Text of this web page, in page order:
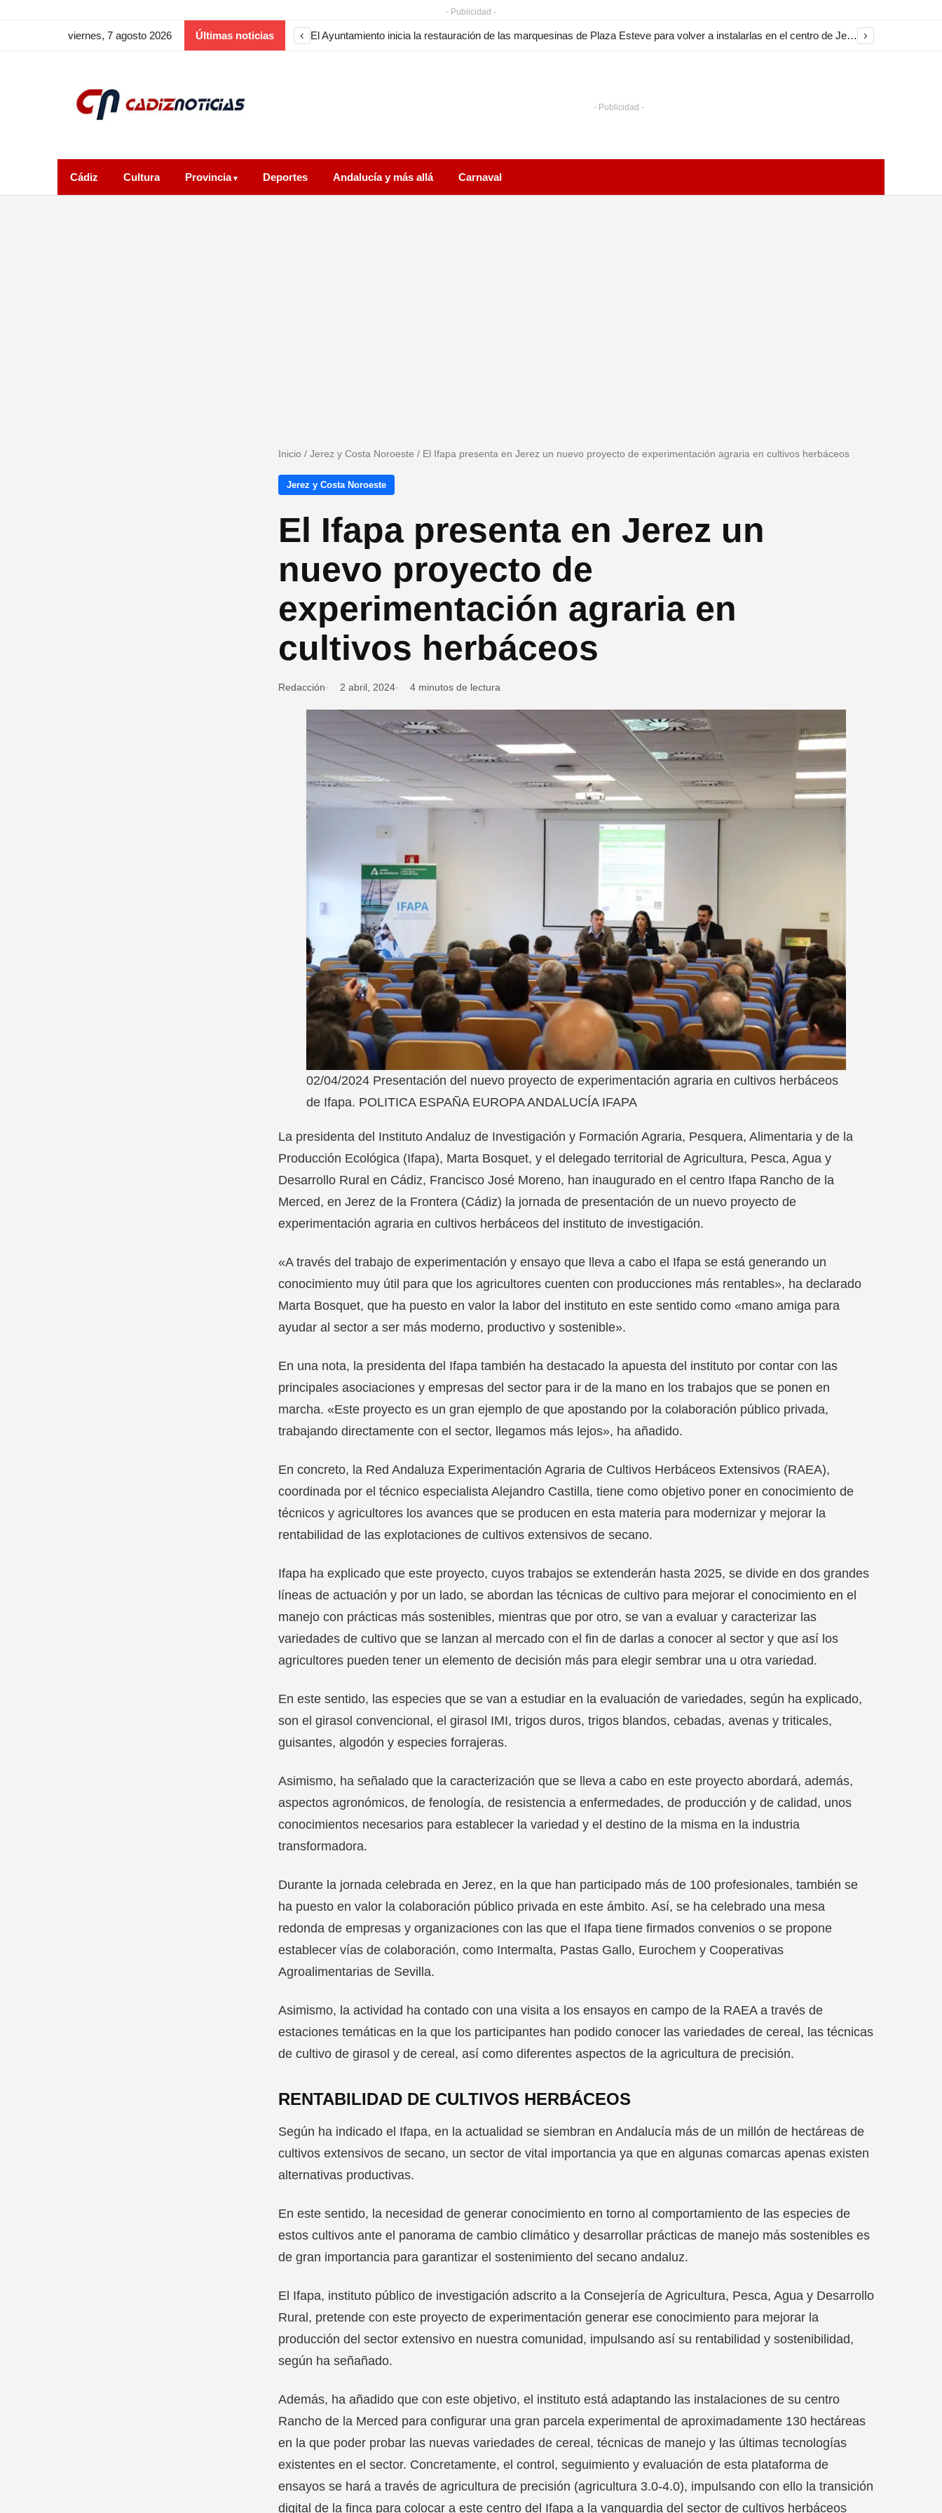
- Publicidad -
viernes, 7 agosto 2026 Últimas noticias ‹ El Ayuntamiento inicia la restauración de las marquesinas de Plaza Esteve para volver a instalarlas en el centro de Jerez ›
- Publicidad -
Cádiz Cultura Provincia Deportes Andalucía y más allá Carnaval
Inicio / Jerez y Costa Noroeste / El Ifapa presenta en Jerez un nuevo proyecto de experimentación agraria en cultivos herbáceos
Jerez y Costa Noroeste
El Ifapa presenta en Jerez un
nuevo proyecto de
experimentación agraria en
cultivos herbáceos
Redacción 2 abril, 2024 4 minutos de lectura
02/04/2024 Presentación del nuevo proyecto de experimentación agraria en cultivos herbáceos
de Ifapa. POLITICA ESPAÑA EUROPA ANDALUCÍA IFAPA
La presidenta del Instituto Andaluz de Investigación y Formación Agraria, Pesquera, Alimentaria y de la
Producción Ecológica (Ifapa), Marta Bosquet, y el delegado territorial de Agricultura, Pesca, Agua y
Desarrollo Rural en Cádiz, Francisco José Moreno, han inaugurado en el centro Ifapa Rancho de la
Merced, en Jerez de la Frontera (Cádiz) la jornada de presentación de un nuevo proyecto de
experimentación agraria en cultivos herbáceos del instituto de investigación.
«A través del trabajo de experimentación y ensayo que lleva a cabo el Ifapa se está generando un
conocimiento muy útil para que los agricultores cuenten con producciones más rentables», ha declarado
Marta Bosquet, que ha puesto en valor la labor del instituto en este sentido como «mano amiga para
ayudar al sector a ser más moderno, productivo y sostenible».
En una nota, la presidenta del Ifapa también ha destacado la apuesta del instituto por contar con las
principales asociaciones y empresas del sector para ir de la mano en los trabajos que se ponen en
marcha. «Este proyecto es un gran ejemplo de que apostando por la colaboración público privada,
trabajando directamente con el sector, llegamos más lejos», ha añadido.
En concreto, la Red Andaluza Experimentación Agraria de Cultivos Herbáceos Extensivos (RAEA),
coordinada por el técnico especialista Alejandro Castilla, tiene como objetivo poner en conocimiento de
técnicos y agricultores los avances que se producen en esta materia para modernizar y mejorar la
rentabilidad de las explotaciones de cultivos extensivos de secano.
Ifapa ha explicado que este proyecto, cuyos trabajos se extenderán hasta 2025, se divide en dos grandes
líneas de actuación y por un lado, se abordan las técnicas de cultivo para mejorar el conocimiento en el
manejo con prácticas más sostenibles, mientras que por otro, se van a evaluar y caracterizar las
variedades de cultivo que se lanzan al mercado con el fin de darlas a conocer al sector y que así los
agricultores pueden tener un elemento de decisión más para elegir sembrar una u otra variedad.
En este sentido, las especies que se van a estudiar en la evaluación de variedades, según ha explicado,
son el girasol convencional, el girasol IMI, trigos duros, trigos blandos, cebadas, avenas y triticales,
guisantes, algodón y especies forrajeras.
Asimismo, ha señalado que la caracterización que se lleva a cabo en este proyecto abordará, además,
aspectos agronómicos, de fenología, de resistencia a enfermedades, de producción y de calidad, unos
conocimientos necesarios para establecer la variedad y el destino de la misma en la industria
transformadora.
Durante la jornada celebrada en Jerez, en la que han participado más de 100 profesionales, también se
ha puesto en valor la colaboración público privada en este ámbito. Así, se ha celebrado una mesa
redonda de empresas y organizaciones con las que el Ifapa tiene firmados convenios o se propone
establecer vías de colaboración, como Intermalta, Pastas Gallo, Eurochem y Cooperativas
Agroalimentarias de Sevilla.
Asimismo, la actividad ha contado con una visita a los ensayos en campo de la RAEA a través de
estaciones temáticas en la que los participantes han podido conocer las variedades de cereal, las técnicas
de cultivo de girasol y de cereal, así como diferentes aspectos de la agricultura de precisión.
RENTABILIDAD DE CULTIVOS HERBÁCEOS
Según ha indicado el Ifapa, en la actualidad se siembran en Andalucía más de un millón de hectáreas de
cultivos extensivos de secano, un sector de vital importancia ya que en algunas comarcas apenas existen
alternativas productivas.
En este sentido, la necesidad de generar conocimiento en torno al comportamiento de las especies de
estos cultivos ante el panorama de cambio climático y desarrollar prácticas de manejo más sostenibles es
de gran importancia para garantizar el sostenimiento del secano andaluz.
El Ifapa, instituto público de investigación adscrito a la Consejería de Agricultura, Pesca, Agua y Desarrollo
Rural, pretende con este proyecto de experimentación generar ese conocimiento para mejorar la
producción del sector extensivo en nuestra comunidad, impulsando así su rentabilidad y sostenibilidad,
según ha señañado.
Además, ha añadido que con este objetivo, el instituto está adaptando las instalaciones de su centro
Rancho de la Merced para configurar una gran parcela experimental de aproximadamente 130 hectáreas
en la que poder probar las nuevas variedades de cereal, técnicas de manejo y las últimas tecnologías
existentes en el sector. Concretamente, el control, seguimiento y evaluación de esta plataforma de
ensayos se hará a través de agricultura de precisión (agricultura 3.0-4.0), impulsando con ello la transición
digital de la finca para colocar a este centro del Ifapa a la vanguardia del sector de cultivos herbáceos